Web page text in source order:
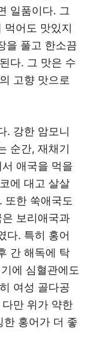
일품이다. 그
어도 맛있지
을 풀고 한소끔
다. 그 맛은 수
고향 맛으로
. 강한 암모니
순간, 재채기
애국을 먹을
에 대고 살살
또한 쑥애국도
보리애국과
다. 특히 홍어
간 해독에 탁
에 심혈관에도
여성 골다공
만 위가 약한
한 홍어가 더 좋